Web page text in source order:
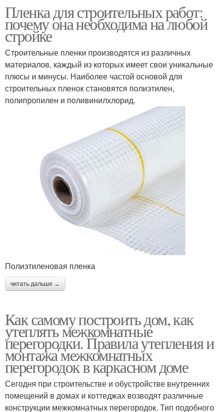
Пленка для строительных работ:
почему она необходима на любой
стройке
Строительные пленки производятся из различных
материалов, каждый из которых имеет свои уникальные
плюсы и минусы. Наиболее частой основой для
строительных пленок становятся полиэтилен,
полипропилен и поливинилхлорид.
Полиэтиленовая пленка
читать дальше →
Как самому построить дом, как
утеплять межкомнатные
перегородки. Правила утепления и
монтажа межкомнатных
перегородок в каркасном доме
Сегодня при строительстве и обустройстве внутренних
помещений в домах и коттеджах возводят различные
конструкции межкомнатных перегородок. Тип подобного